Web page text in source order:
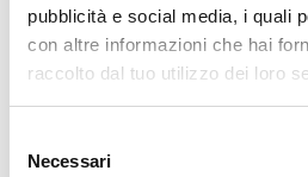
pubblicità e social media, i quali
con altre informazioni che hai
raccolto dal tuo utilizzo dei loro
delNecessari